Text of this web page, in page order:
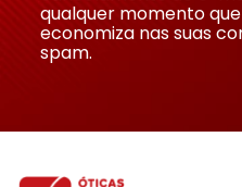
qualquer momento
economiza nas suas
spam.